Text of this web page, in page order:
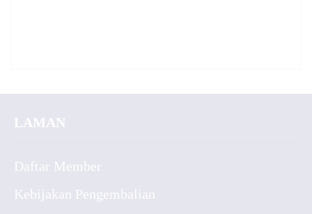
LAMAN
Daftar Member
Kebijakan Pengembalian